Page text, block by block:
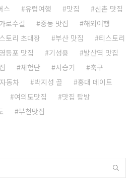
스 유럽여행 맛집
신촌 맛집
가로수길 중동 맛집
해외여행
토리 초대장 부산 맛집
티스토리
영등포 맛집 기성용
발산역 맛집
체험단 시승기
축구
자동차 박지성 골
홍대 데이트
여의도맛집
맛집 탐방
부천맛집